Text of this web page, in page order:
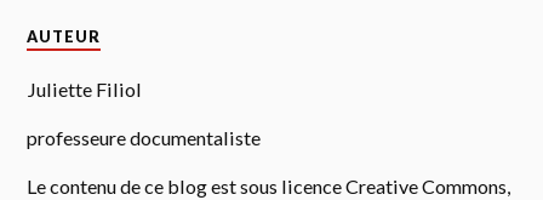
AUTEUR
Juliette Filiol
professeure documentaliste
Le contenu de ce blog est sous licence Creative Commons,